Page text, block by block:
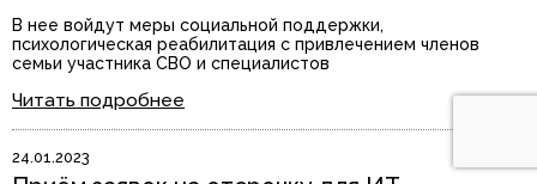
В нее войдут меры социальной поддержки,
психологическая реабилитация с привлечением членов
семьи участника СВО и специалистов
Читать подробнее
24.01.2023